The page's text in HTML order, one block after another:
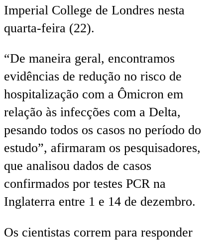
Imperial College de Londres nesta
quarta-feira (22).
“De maneira geral, encontramos
evidências de redução no risco de
hospitalização com a Ômicron em
relação às infecções com a Delta,
pesando todos os casos no período do
estudo”, afirmaram os pesquisadores,
que analisou dados de casos
confirmados por testes PCR na
Inglaterra entre 1 e 14 de dezembro.
Os cientistas correm para responder